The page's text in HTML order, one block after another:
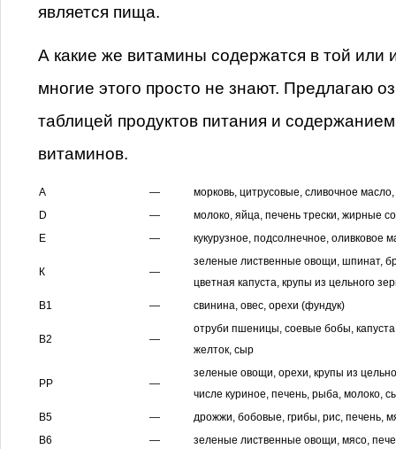
является пища.
А какие же витамины содержатся в той или
многие этого просто не знают. Предлагаю
таблицей продуктов питания и
витаминов.
А —
морковь, цитрусовые, сливочное
D
—
молоко, яйца, печень трески, жирные
Е
— кукурузное, подсолнечное, оливковое
К —
зеленые лиственные овощи, шпинат,
цветная капуста, крупы из цельного
В1
— свинина, овес, орехи (фундук)
В2 —
отруби пшеницы, соевые бобы,
желток, сыр
РР —
зеленые овощи, орехи, крупы из
числе куриное, печень, рыба, молоко,
В5
—
дрожжи, бобовые, грибы, рис, печень,
В6
— зеленые лиственные овощи, мясо,